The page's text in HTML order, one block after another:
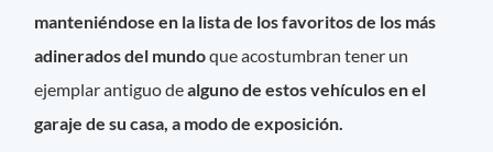
manteniéndose en la lista de los favoritos de los más
adinerados del mundoque acostumbran tener un
ejemplar antiguo dealguno de estos vehículos en el
garaje de su casa, a modo de exposición.